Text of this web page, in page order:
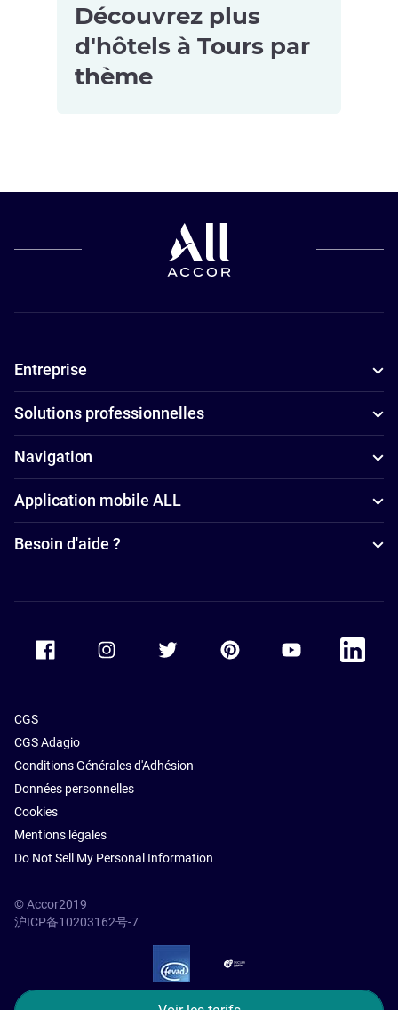
Découvrez plus
d'hôtels à Tours par
thème
familles à
Hôtels avec
piscine à
Tours
Hôtels
4 étoiles à
Tours
Entreprise
Solutions professionnelles
Navigation
Application mobile ALL
Besoin d'aide ?
Accor Facebook Accor TwitterAccor PinterestAccor Youtube
Accor
CGS
CGS Adagio
Conditions Générales d'Adhésion
Données personnelles
Cookies
Mentions légales
Do Not Sell My Personal Information
© Accor2019
沪ICP备10203162号-7